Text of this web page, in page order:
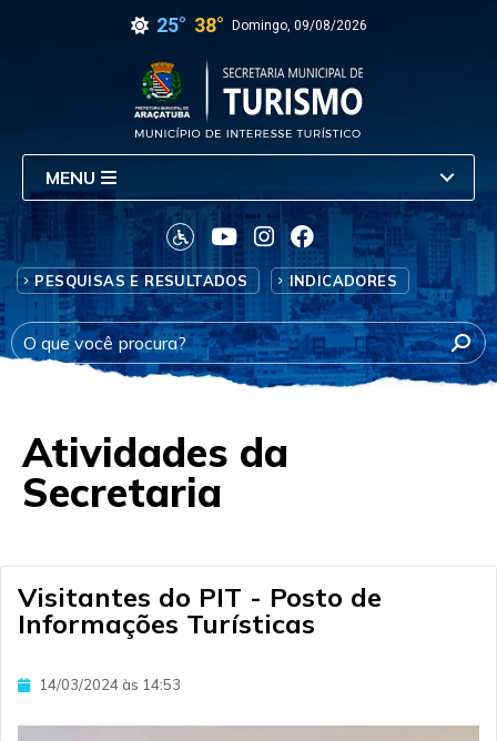
25° 38° Domingo, 09/08/2026
MENU
PESQUISAS E RESULTADOS INDICADORES
Atividades da
Secretaria
Visitantes do PIT - Posto de
Informações Turísticas
14/03/2024 às 14:53